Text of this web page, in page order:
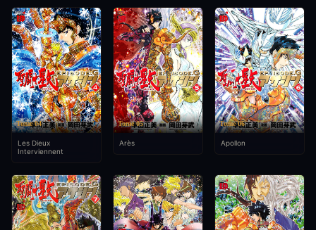
Tome 04
Les Dieux
Interviennent
Tome 05
Arès
Tome 06
Apollon